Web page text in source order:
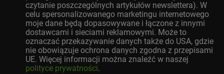
czytanie poszczególnych artykułów newslettera). W
celu spersonalizowanego marketingu internetowego
moje dane będą dopasowywane i łączone z innymi
dostawcami i sieciami reklamowymi. Może to
oznaczać przekazywanie danych także do USA, gdzie
nie obowiązuje ochrona danych zgodna z przepisami
UE. Więcej informacji można znaleźć w naszej
polityce prywatności.